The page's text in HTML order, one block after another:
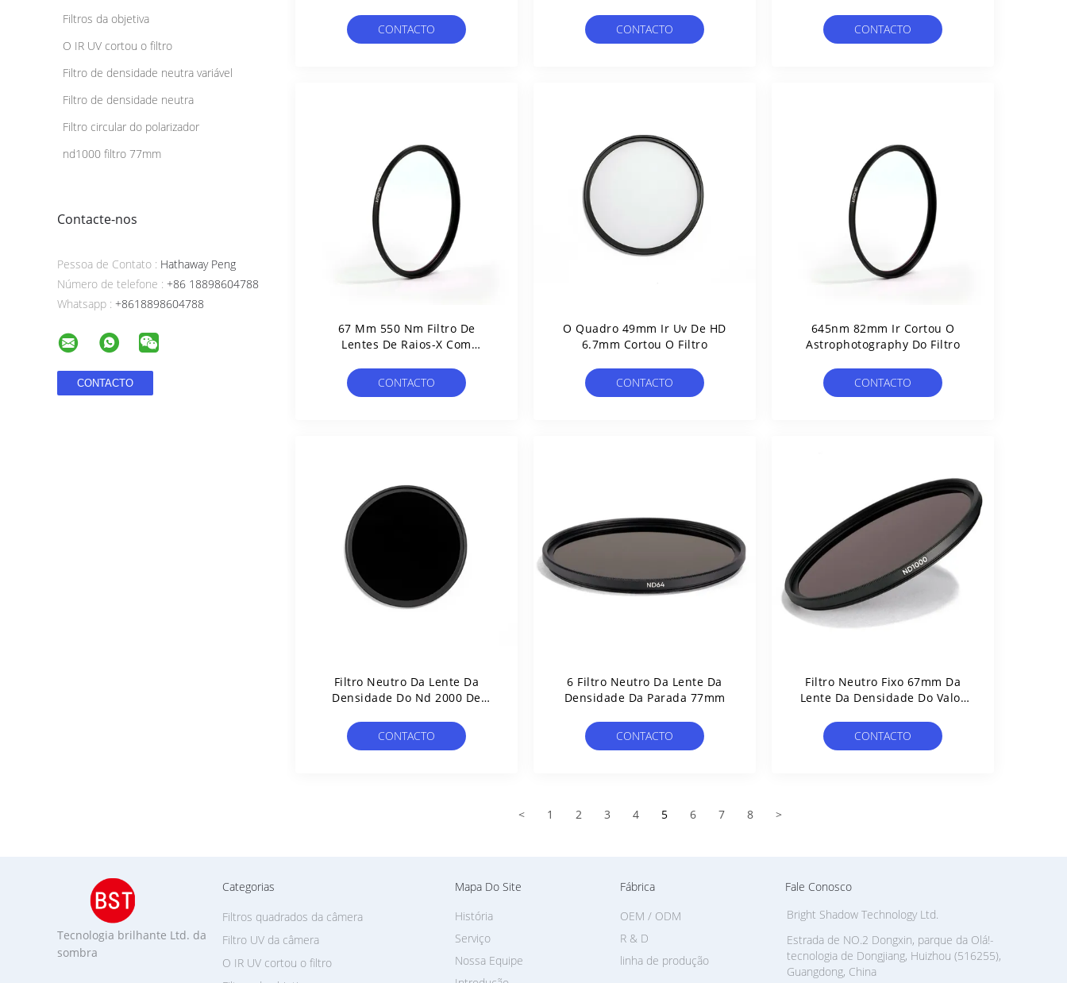
Filtros da objetiva
O IR UV cortou o filtro
Filtro de densidade neutra variável
Filtro de densidade neutra
Filtro circular do polarizador
nd1000 filtro 77mm
Contacte-nos
Pessoa de Contato : Hathaway Peng
Número de telefone : +86 18898604788
Whatsapp : +8618898604788
CONTACTO CONTACTO CONTACTO
67 Mm 550 Nm Filtro De
Lentes De Raios-X Com
Ajustável
CONTACTO
O Quadro 49mm Ir Uv De HD
6.7mm Cortou O Filtro
CONTACTO
645nm 82mm Ir Cortou O
Astrophotography Do Filtro
CONTACTO
Filtro Neutro Da Lente Da
Densidade Do Nd 2000 De
CONTACTO
6 Filtro Neutro Da Lente Da
Densidade Da Parada 77mm
CONTACTO
Filtro Neutro Fixo 67mm Da
Lente Da Densidade Do Valor
CONTACTO
< 1 2 3 4 5 6 7 8 >
Tecnologia brilhante Ltd. da
sombra
Categorias
Filtros quadrados da câmera
Filtro UV da câmera
O IR UV cortou o filtro
Mapa Do Site
História
Serviço
Nossa Equipe
Fábrica
linha de produção
OEM / ODM
R & D
Fale Conosco
Bright Shadow Technology Ltd.
Estrada de NO.2 Dongxin, parque da Olá!-
tecnologia de Dongjiang, Huizhou (516255),
Guangdong, China